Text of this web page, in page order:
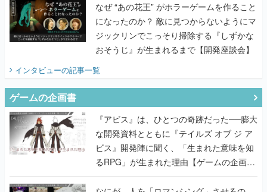
なぜ “あの花王” がホラーゲームを作ること
になったのか？ 敵に見つからないようにマ
ジックリンでこっそり掃除する『しずかな
おそうじ』が生まれるまで【開発座談会】
インタビューの記事一覧
ゲームの企画書
『アビス』は、ひとつの奇跡だった──膨大
な開発資料とともに『テイルズ オブ ジ ア
ビス』開発陣に聞く、「生まれた意味を知
るRPG」が生まれた理由【ゲームの企画
書】